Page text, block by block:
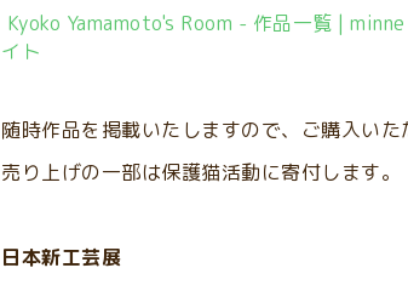
Kyoko Yamamoto's Room - 作品一覧 |
イト
随時作品を掲載いたしますので、ご購入いた
売り上げの一部は保護猫活動に寄付します。
日本新工芸展